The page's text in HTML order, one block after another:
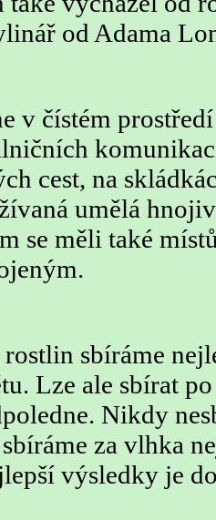
od Adama
v čístém
cest, na
umělá
se měli také
sbíráme
Lze ale sbírat
Nikdy
za vlhka
výsledky je